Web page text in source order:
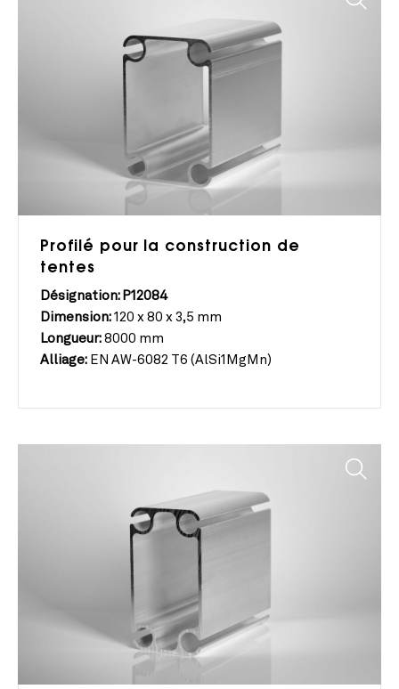
Profilé pour la construction de
tentes
Désignation: P12084
Dimension: 120 x 80 x 3,5 mm
Longueur: 8000 mm
Alliage: EN AW-6082 T6 (AlSi1MgMn)